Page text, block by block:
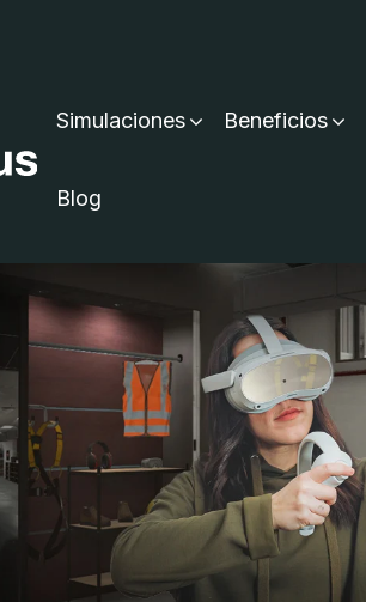
Simulaciones Beneficios
Blog